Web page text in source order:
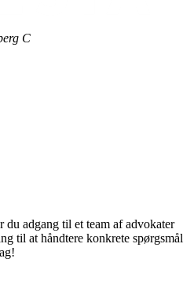
C
adgang til et team af advokater
til at håndtere konkrete spørgsmål